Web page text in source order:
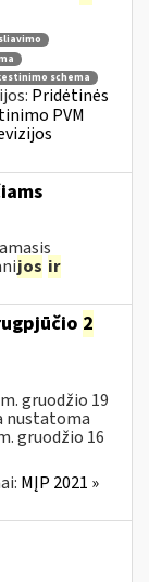
schema
Pridėtinės
PVM
jos ir
2
gruodžio 19
nustatoma
gruodžio 16
MĮP 2021 »